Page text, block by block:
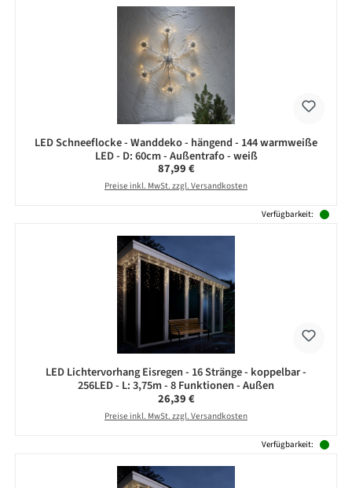
LED Schneeflocke - Wanddeko - hängend - 144 warmweiße
LED - D: 60cm - Außentrafo - weiß
Regulärer Preis:
87,99 €
Preise inkl. MwSt. zzgl. Versandkosten
Verfügbarkeit:
LED Lichtervorhang Eisregen - 16 Stränge - koppelbar -
256LED - L: 3,75m - 8 Funktionen - Außen
Regulärer Preis:
26,39 €
Preise inkl. MwSt. zzgl. Versandkosten
Verfügbarkeit: